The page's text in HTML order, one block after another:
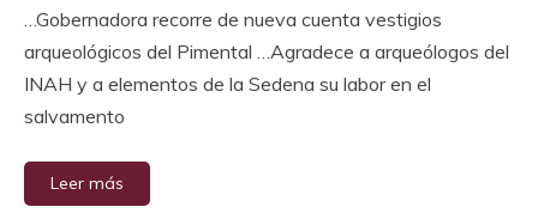
…Gobernadora recorre de nueva cuenta vestigios
arqueológicos del Pimental …Agradece a arqueólogos del
INAH y a elementos de la Sedena su labor en el
salvamento
Leer más